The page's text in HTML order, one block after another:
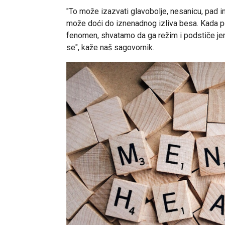
"To može izazvati glavobolje, nesanicu, pad
može doći do iznenadnog izliva besa. Kada
fenomen, shvatamo da ga režim i podstiče
se", kaže naš sagovornik.